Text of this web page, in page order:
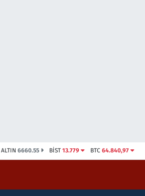
ALTIN 6660.55 BİST13.779 BTC 64.840,97